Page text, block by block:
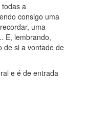
todas a
consigo uma
uma
E, lembrando,
de si a vontade de
e é de entrada